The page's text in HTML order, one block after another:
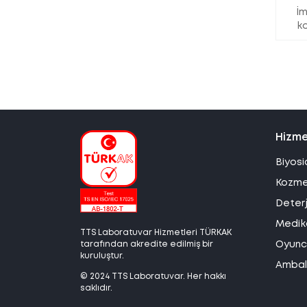
TTS Laboratuvar Hizmetleri TÜRKAK
tarafından akredite edilmiş bir
kuruluştur.
© 2024 TTS Laboratuvar. Her hakkı
saklıdır.